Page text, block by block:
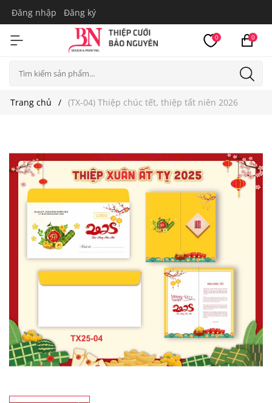
Đăng nhập Đăng ký
0 0
Trang chủ (TX-04) Thiệp chúc tết, thiệp tất niên 2026